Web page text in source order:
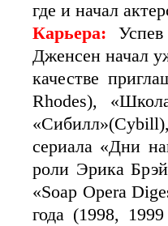
где и начал
Карьера:
Дженсен начал
качестве
Rhodes),
сериала «Дни
роли Эрика
«Soap Opera
года (1998,